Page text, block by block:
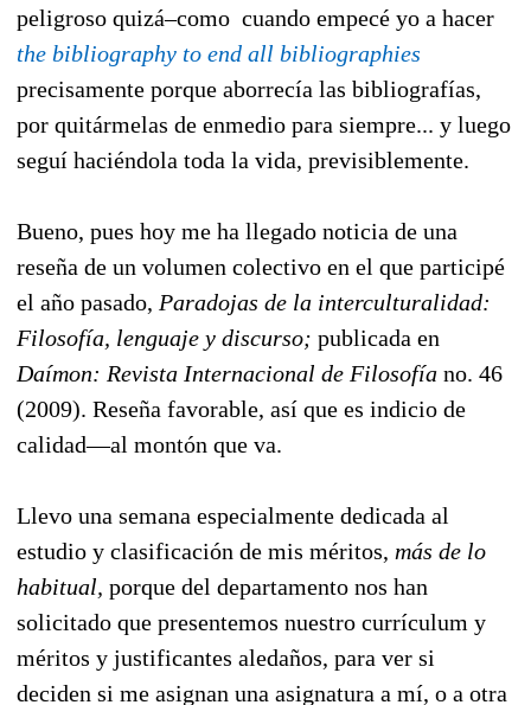
peligroso quizá–como cuando empecé yo a hacer
the bibliography to end all bibliographies
precisamente porque aborrecía las bibliografías,
por quitármelas de enmedio para siempre... y luego
seguí haciéndola toda la vida, previsiblemente.
Bueno, pues hoy me ha llegado noticia de una
reseña de un volumen colectivo en el que participé
el año pasado, Paradojas de la interculturalidad:
Filosofía, lenguaje y discurso; publicada en
Daímon: Revista Internacional de Filosofía no. 46
(2009). Reseña favorable, así que es indicio de
calidad—al montón que va.
Llevo una semana especialmente dedicada al
estudio y clasificación de mis méritos, más de lo
habitual, porque del departamento nos han
solicitado que presentemos nuestro currículum y
méritos y justificantes aledaños, para ver si
deciden si me asignan una asignatura a mí, o a otra